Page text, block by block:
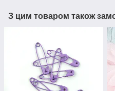
З цим товаром також